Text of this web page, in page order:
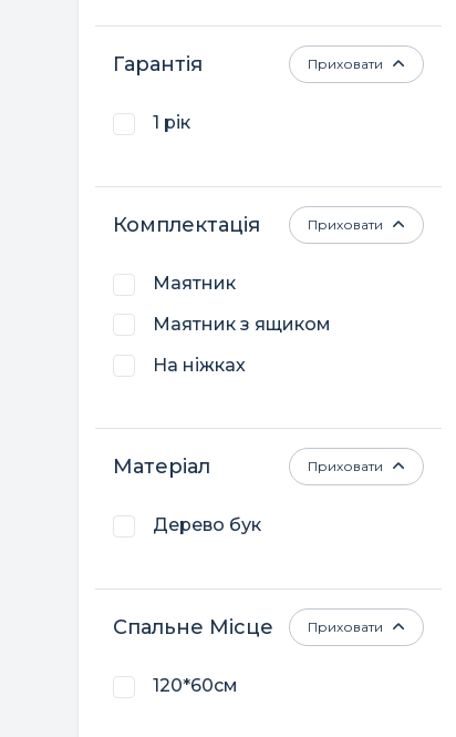
Гарантія
1 рік
Приховати
Комплектація
Маятник
Маятник з ящиком
На ніжках
Приховати
Матеріал
Дерево бук
Приховати
Спальне Місце
120*60см
Приховати